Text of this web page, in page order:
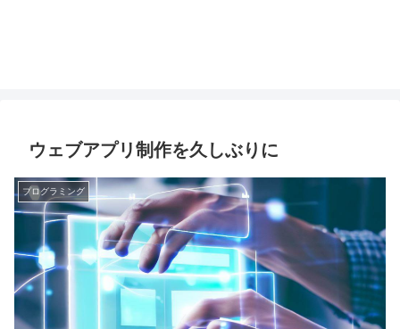
ウェブアプリ制作を久しぶりに
プログラミング